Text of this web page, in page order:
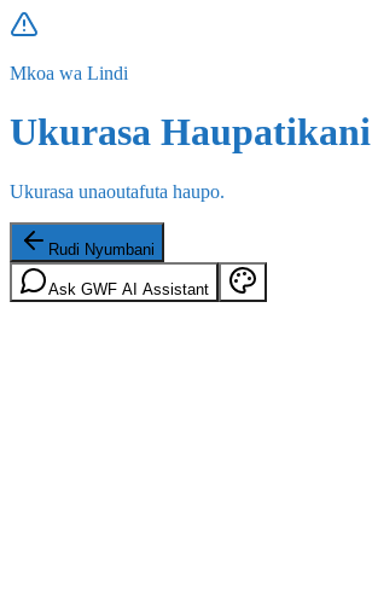
Mkoa wa Lindi
Ukurasa Haupatikani
Ukurasa unaoutafuta haupo.
Rudi Nyumbani
Ask GWF AI Assistant